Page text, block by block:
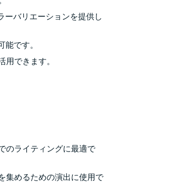
ーバリエーションを提供し
です。
用できます。
のライティングに最適で
集めるための演出に使用で